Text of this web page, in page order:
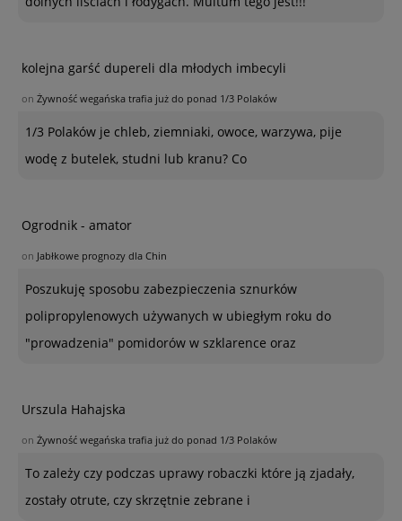
kolejna garść dupereli dla młodych imbecyli
on Żywność wegańska trafia już do ponad 1/3 Polaków
1/3 Polaków je chleb, ziemniaki, owoce, warzywa, pije
wodę z butelek, studni lub kranu? Co
Ogrodnik - amator
on Jabłkowe prognozy dla Chin
Poszukuję sposobu zabezpieczenia sznurków
polipropylenowych używanych w ubiegłym roku do
"prowadzenia" pomidorów w szklarence oraz
Urszula Hahajska
on Żywność wegańska trafia już do ponad 1/3 Polaków
To zależy czy podczas uprawy robaczki które ją zjadały,
zostały otrute, czy skrzętnie zebrane i